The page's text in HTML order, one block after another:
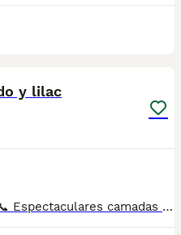
y lilac
📞6️⃣4️⃣1️⃣9️⃣2️⃣2️⃣3️⃣9️⃣0️⃣📞📞📞📞 Espectaculares camadas de perritos de machos y hembras de scotish Fold y lilac nacionales descendientes de las mejores líneas de sangre. Disponibles tanto hembras como machos. Las camadas están bajo supervisión veterinaria desde su nacimiento hasta que son entregadas a su nueva familia. Criados por un equipo de profesionales y mejores personas que, con más de 20 años de experiencia , cuidan a los animales por vocación, aplicando una cría ética y responsable para que cada cachorro se desarrolle con la mejor salud y con un buen temperamento. Todos los cachorritos se entregan con unos dos meses y medio de edad y sus vacunas correspondientes, desparasitados interna y externamente, con certificado de salud, y garantía tanto por enfermedad vírica como congénito genética. Posibilidad de entregar en toda España mediante transporte propio preparado para animales y con chofer privado. Los precios pueden variar según las características y morfología de cada cachorro. Añádenos al whats app o llámanos, y encantados atenderemos todas tus dudas y consultas. Teléfono / Whats app: 641 92 23 90